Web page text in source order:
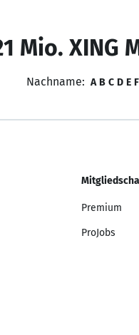
Mio. XING
Nachname: A B C D E F
Premium
ProJobs